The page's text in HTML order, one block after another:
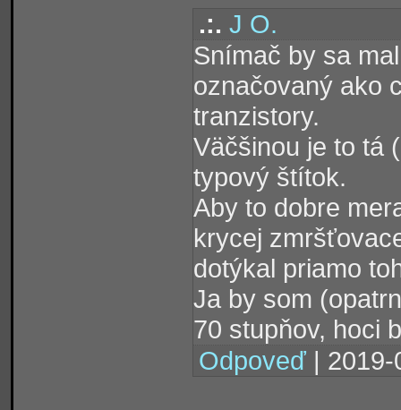
.:. J O.
Snímač by sa
označovaný ako
tranzistory.
Väčšinou je to tá
typový štítok.
Aby to dobre
krycej
dotýkal priamo
Ja by som
70 stupňov, hoci
Odpoveď |